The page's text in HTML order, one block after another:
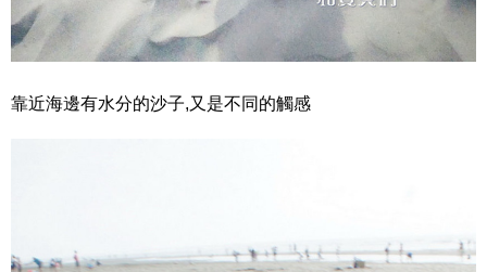
靠近海邊有水分的沙子,又是不同的觸感